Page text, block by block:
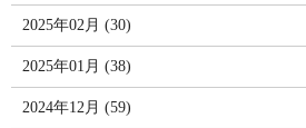
2025年02月 (30)
2025年01月 (38)
2024年12月 (59)